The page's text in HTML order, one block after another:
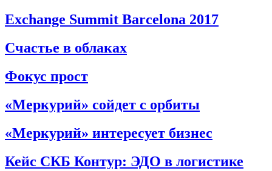
Exchange Summit Barcelona 2017
Счастье в облаках
Фокус прост
«Меркурий» сойдет с орбиты
«Меркурий» интересует бизнес
Кейс СКБ Контур: ЭДО в логистике